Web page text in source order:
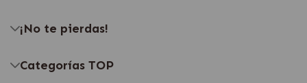
¡No te pierdas!
Categorías TOP